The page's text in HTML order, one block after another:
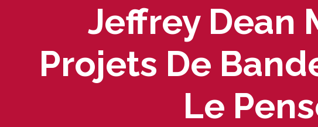
Jeffrey Dean
Projets De
Le